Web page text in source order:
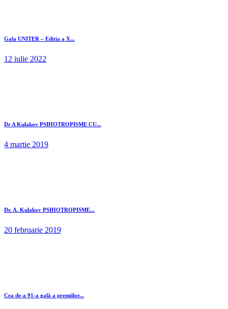
Gala UNITER – Editia a X...
12 iulie 2022
Dr A Kulakov PSIHOTROPISME CU...
4 martie 2019
Dr. A. Kulakov PSIHOTROPISME...
20 februarie 2019
Cea de-a 91-a gală a premiilor...